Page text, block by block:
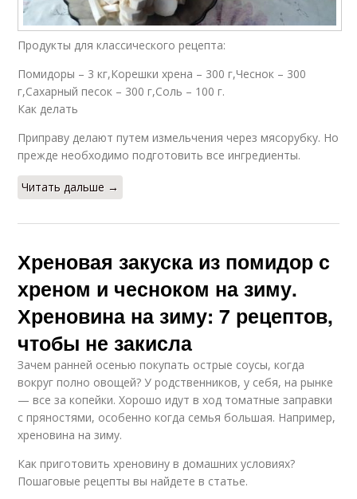
Продукты для классического рецепта:
Помидоры – 3 кг,Корешки хрена – 300 г,Чеснок – 300
г,Сахарный песок – 300 г,Соль – 100 г.
Как делать
Приправу делают путем измельчения через мясорубку. Но
прежде необходимо подготовить все ингредиенты.
Читать дальше →
Хреновая закуска из помидор с
хреном и чесноком на зиму.
Хреновина на зиму: 7 рецептов,
чтобы не закисла
Зачем ранней осенью покупать острые соусы, когда
вокруг полно овощей? У родственников, у себя, на рынке
— все за копейки. Хорошо идут в ход томатные заправки
с пряностями, особенно когда семья большая. Например,
хреновина на зиму.
Как приготовить хреновину в домашних условиях?
Пошаговые рецепты вы найдете в статье.